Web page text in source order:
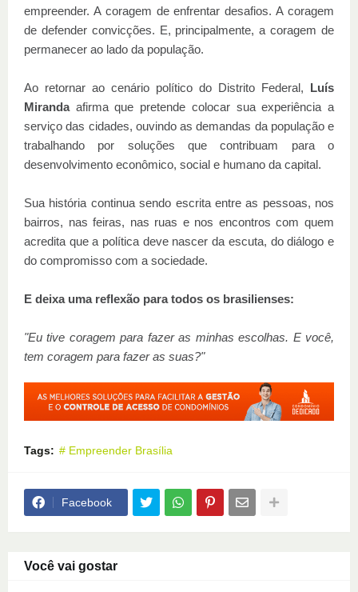
empreender. A coragem de enfrentar desafios. A coragem
de defender convicções. E, principalmente, a coragem de
permanecer ao lado da população.
Ao retornar ao cenário político do Distrito Federal, Luís
Mirandaafirma que pretende colocar sua experiência a
serviço das cidades, ouvindo as demandas da população e
trabalhando por soluções que contribuam para o
desenvolvimento econômico, social e humano da capital.
Sua história continua sendo escrita entre as pessoas, nos
bairros, nas feiras, nas ruas e nos encontros com quem
acredita que a política deve nascer da escuta, do diálogo e
do compromisso com a sociedade.
E deixa uma reflexão para todos os brasilienses:
"Eu tive coragem para fazer as minhas escolhas. E você,
tem coragem para fazer as suas?"
Tags: # Empreender Brasília
Facebook
Você vai gostar